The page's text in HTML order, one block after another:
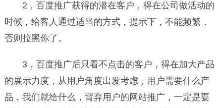
2，百度推广获得的潜在客户，得在公司做活动的
时候，给客人通过适当的方式，提示下，不能频繁，
否则拉黑你了。
3，百度推广后只看不点击的客户，得在加大产品
的展示力度，从用户角度出发考虑，用户需要什么产
品，我们就给什么，背弃用户的网站推广，一定是耍